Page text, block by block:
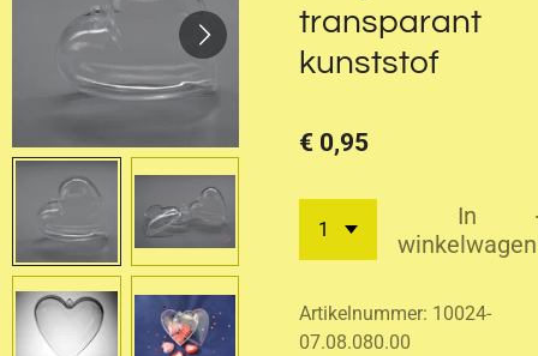
transparant
kunststof
€ 0,95
In
winkelwagen
Artikelnummer: 10024-
07.08.080.00